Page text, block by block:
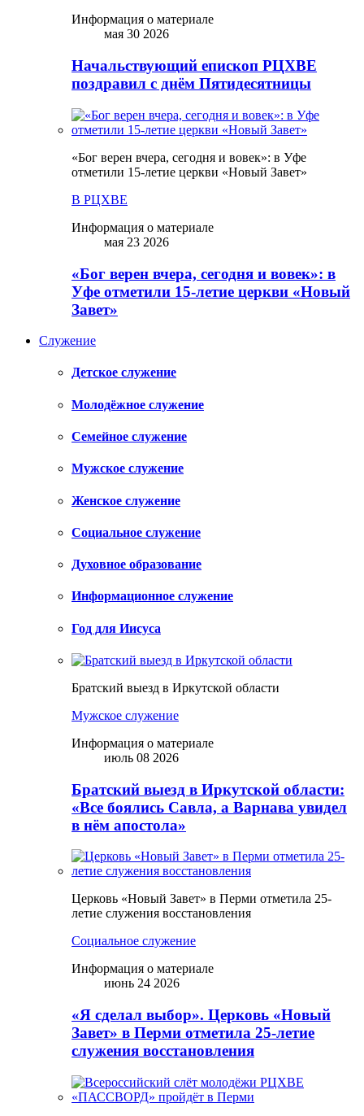
Информация о материале
мая 30 2026
Начальствующий епископ РЦХВЕ
поздравил с днём Пятидесятницы
«Бог верен вчера, сегодня и вовек»: в Уфе
отметили 15-летие церкви «Новый Завет»
В РЦХВЕ
Информация о материале
мая 23 2026
«Бог верен вчера, сегодня и вовек»: в
Уфе отметили 15-летие церкви «Новый
Завет»
Служение
Детское служение
Молодёжное служение
Семейное служение
Мужское служение
Женское служение
Социальное служение
Духовное образование
Информационное служение
Год для Иисуса
Братский выезд в Иркутской области
Мужское служение
Информация о материале
июль 08 2026
Братский выезд в Иркутской области:
«Все боялись Савла, а Варнава увидел
в нём апостола»
Церковь «Новый Завет» в Перми отметила 25-
летие служения восстановления
Социальное служение
Информация о материале
июнь 24 2026
«Я сделал выбор». Церковь «Новый
Завет» в Перми отметила 25-летие
служения восстановления